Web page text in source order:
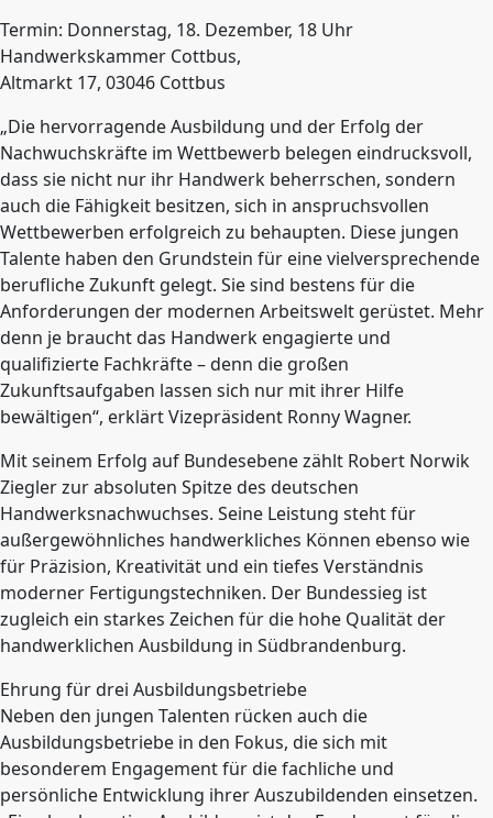
Termin: Donnerstag, 18. Dezember, 18 Uhr
Handwerkskammer Cottbus,
Altmarkt 17, 03046 Cottbus
„Die hervorragende Ausbildung und der Erfolg der
Nachwuchskräfte im Wettbewerb belegen eindrucksvoll,
dass sie nicht nur ihr Handwerk beherrschen, sondern
auch die Fähigkeit besitzen, sich in anspruchsvollen
Wettbewerben erfolgreich zu behaupten. Diese jungen
Talente haben den Grundstein für eine vielversprechende
berufliche Zukunft gelegt. Sie sind bestens für die
Anforderungen der modernen Arbeitswelt gerüstet. Mehr
denn je braucht das Handwerk engagierte und
qualifizierte Fachkräfte – denn die großen
Zukunftsaufgaben lassen sich nur mit ihrer Hilfe
bewältigen“, erklärt Vizepräsident Ronny Wagner.
Mit seinem Erfolg auf Bundesebene zählt Robert Norwik
Ziegler zur absoluten Spitze des deutschen
Handwerksnachwuchses. Seine Leistung steht für
außergewöhnliches handwerkliches Können ebenso wie
für Präzision, Kreativität und ein tiefes Verständnis
moderner Fertigungstechniken. Der Bundessieg ist
zugleich ein starkes Zeichen für die hohe Qualität der
handwerklichen Ausbildung in Südbrandenburg.
Ehrung für drei Ausbildungsbetriebe
Neben den jungen Talenten rücken auch die
Ausbildungsbetriebe in den Fokus, die sich mit
besonderem Engagement für die fachliche und
persönliche Entwicklung ihrer Auszubildenden einsetzen.